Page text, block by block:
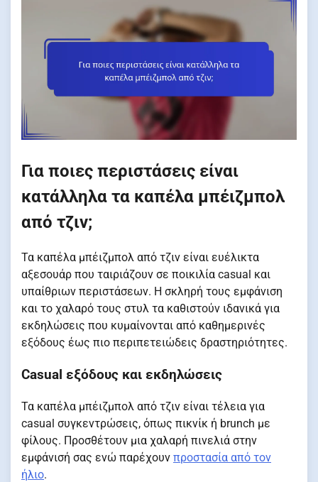
Για ποιες περιστάσεις είναι
κατάλληλα τα καπέλα μπέιζμπολ
από τζιν;
Τα καπέλα μπέιζμπολ από τζιν είναι ευέλικτα
αξεσουάρ που ταιριάζουν σε ποικιλία casual και
υπαίθριων περιστάσεων. Η σκληρή τους εμφάνιση
και το χαλαρό τους στυλ τα καθιστούν ιδανικά για
εκδηλώσεις που κυμαίνονται από καθημερινές
εξόδους έως πιο περιπετειώδεις δραστηριότητες.
Casual εξόδους και εκδηλώσεις
Τα καπέλα μπέιζμπολ από τζιν είναι τέλεια για
casual συγκεντρώσεις, όπως πικνίκ ή brunch με
φίλους. Προσθέτουν μια χαλαρή πινελιά στην
εμφάνισή σας ενώ παρέχουν προστασία από τον
ήλιο.